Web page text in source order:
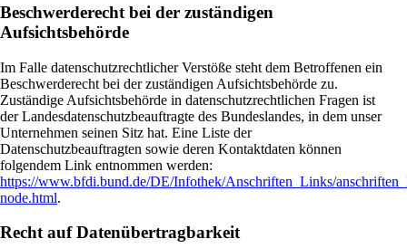
Beschwerderecht bei der zuständigen
Aufsichtsbehörde
Im Falle datenschutzrechtlicher Verstöße steht dem Betroffenen ein
Beschwerderecht bei der zuständigen Aufsichtsbehörde zu.
Zuständige Aufsichtsbehörde in datenschutzrechtlichen Fragen ist
der Landesdatenschutzbeauftragte des Bundeslandes, in dem unser
Unternehmen seinen Sitz hat. Eine Liste der
Datenschutzbeauftragten sowie deren Kontaktdaten können
folgendem Link entnommen werden:
https://www.bfdi.bund.de/DE/Infothek/Anschriften_Links/
node.html.
Recht auf Datenübertragbarkeit